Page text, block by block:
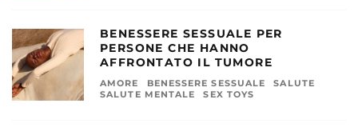
BENESSERE SESSUALE PER
PERSONE CHE HANNO
AFFRONTATO IL TUMORE
AMORE BENESSERE SESSUALE
SALUTE
SALUTE MENTALE
SEX TOYS